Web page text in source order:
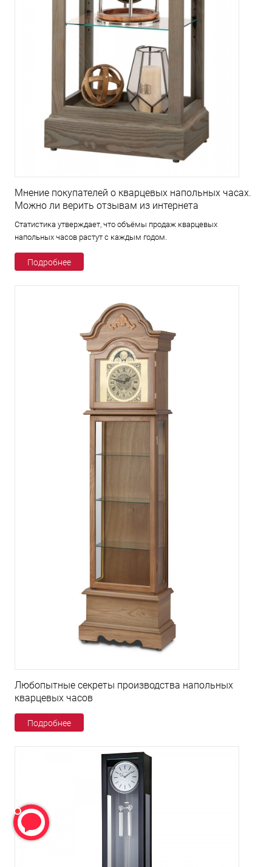
Мнение покупателей о кварцевых напольных часах.
Можно ли верить отзывам из интернета
Статистика утверждает, что объёмы продаж кварцевых
напольных часов растут с каждым годом.
Подробнее
Любопытные секреты производства напольных
кварцевых часов
Подробнее